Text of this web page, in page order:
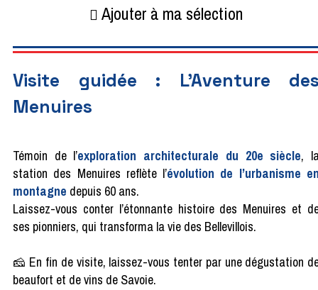
Ajouter à ma sélection
Visite guidée : L'Aventure
Menuires
Témoin de l’exploration architecturale du 20e siècle,
station des Menuires reflète l’évolution de l’urbanisme
montagne depuis 60 ans.
Laissez-vous conter l’étonnante histoire des Menuires et
ses pionniers, qui transforma la vie des Bellevillois.
🧀 En fin de visite, laissez-vous tenter par une dégustation
beaufort et de vins de Savoie.